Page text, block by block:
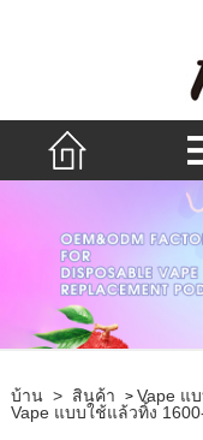
บ้าน > สินค้า > Vape แ
Vape แบบใช้แล้วทิ้ง